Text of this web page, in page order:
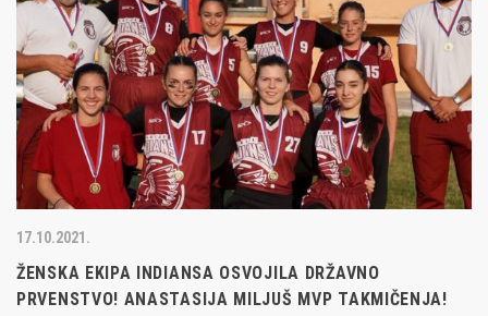
17.10.2021.
ŽENSKA EKIPA INDIANSA OSVOJILA DRŽAVNO
PRVENSTVO! ANASTASIJA MILJUŠ MVP TAKMIČENJA!